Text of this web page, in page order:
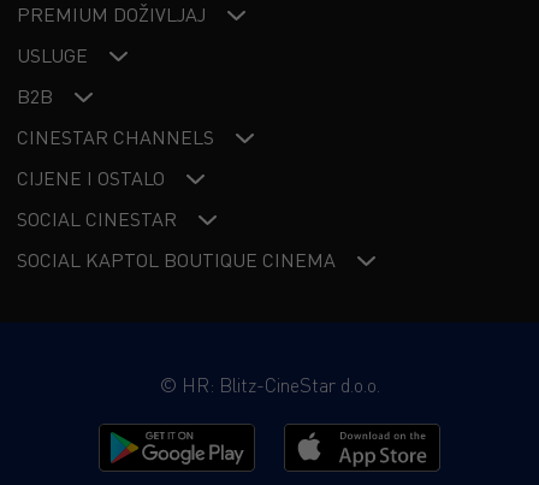
PREMIUM DOŽIVLJAJ
USLUGE
B2B
CINESTAR CHANNELS
CIJENE I OSTALO
SOCIAL CINESTAR
SOCIAL KAPTOL BOUTIQUE CINEMA
© HR: Blitz-CineStar d.o.o.